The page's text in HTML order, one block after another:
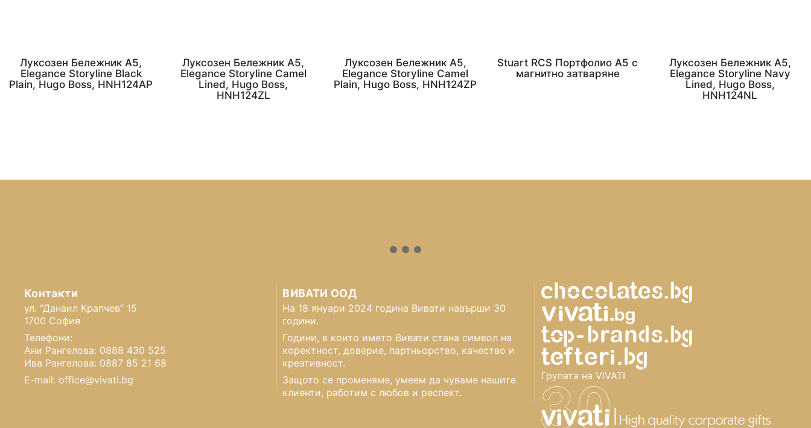
Луксозен Бележник А5,
Elegance Storyline Black
Plain, Hugo Boss, HNH124AP
Луксозен Бележник А5,
Elegance Storyline Camel
Lined, Hugo Boss,
HNH124ZL
Луксозен Бележник А5,
Elegance Storyline Camel
Plain, Hugo Boss, HNH124ZP
Stuart RCS Портфолио А5 с
магнитно затваряне
Луксозен Бележник А5,
Elegance Storyline Navy
Lined, Hugo Boss,
HNH124NL
Контакти
ул. “Данаил Крапчев” 15
1700 София
Телефони:
Ани Рангелова: 0888 430 525
Ива Рангелова: 0887 85 21 68
E-mail: office@vivati.bg
ВИВАТИ ООД
На 18 януари 2024 година Вивати навърши 30
години.
Години, в които името Вивати стана символ на
коректност, доверие, партньорство, качество и
креативност.
Защото се променяме, умеем да чуваме нашите
клиенти, работим с любов и респект.
Групата на VIVATI